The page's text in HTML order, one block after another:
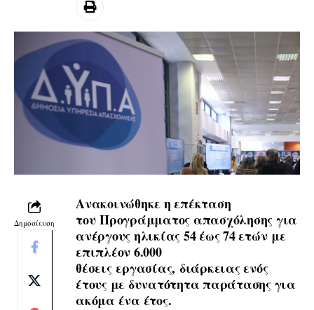
Δημοσίευση
Ανακοινώθηκε η επέκταση
τουΠρογράμματος απασχόλησης για
ανέργους ηλικίας 54 έως 74 ετώνμε
επιπλέον 6.000
θέσεις εργασίας, διάρκειας ενός
έτους με δυνατότητα παράτασης για
ακόμα ένα έτος.